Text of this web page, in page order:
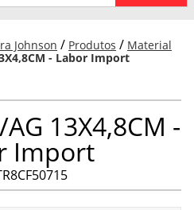
Johnson / Produtos / Material
- Labor Import
13X4,8CM -
Import